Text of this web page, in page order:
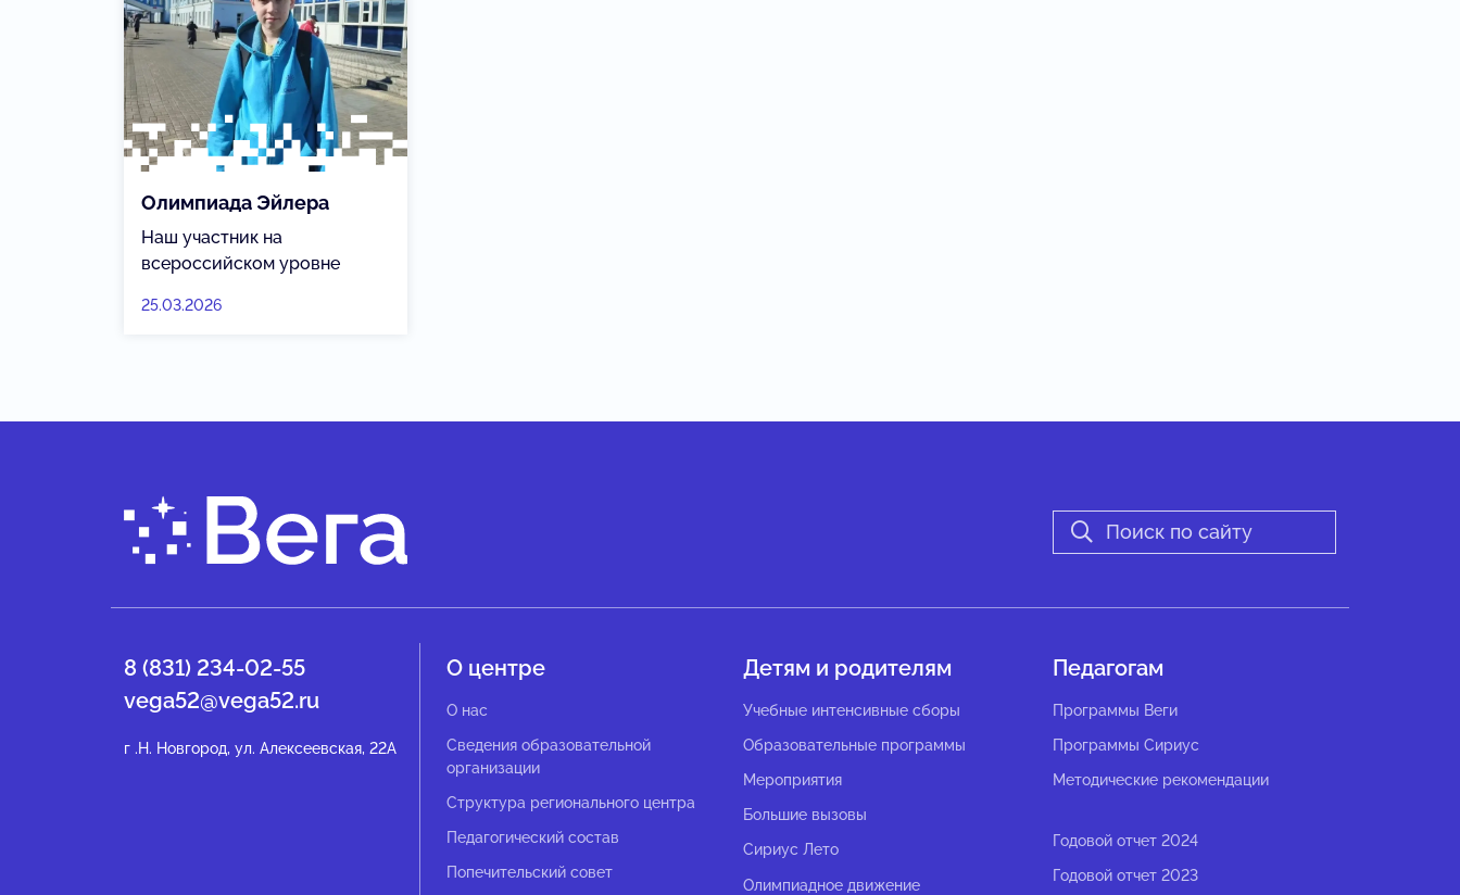
Олимпиада Эйлера
Наш участник на
всероссийском уровне
25.03.2026
8 (831) 234-02-55
vega52@vega52.ru
г .Н. Новгород, ул. Алексеевская, 22А
О центре
О нас
Сведения образовательной
организации
Структура регионального центра
Педагогический состав
Попечительский совет
Детям и родителям
Учебные интенсивные сборы
Образовательные программы
Мероприятия
Большие вызовы
Сириус Лето
Олимпиадное движение
Педагогам
Программы Веги
Программы Сириус
Методические рекомендации
Годовой отчет 2024
Годовой отчет 2023